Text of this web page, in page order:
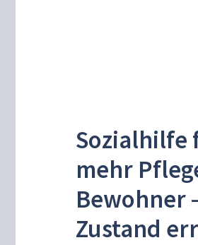
Sozialhilfe
mehr
Bewohner
Zustand